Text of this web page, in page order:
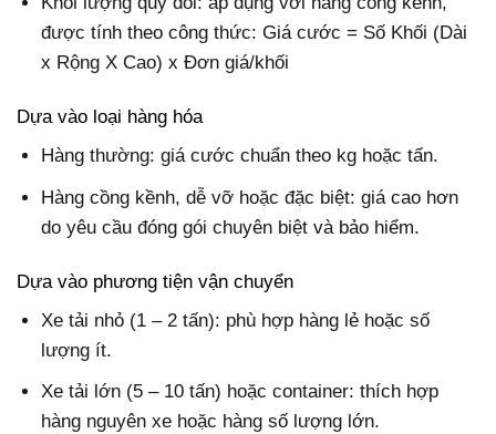
được tính theo công thức: Giá cước = Số Khối (Dài
x Rộng X Cao) x Đơn giá/khối
Dựa vào loại hàng hóa
Hàng thường: giá cước chuẩn theo kg hoặc tấn.
Hàng cồng kềnh, dễ vỡ hoặc đặc biệt: giá cao hơn
do yêu cầu đóng gói chuyên biệt và bảo hiểm.
Dựa vào phương tiện vận chuyển
Xe tải nhỏ (1 – 2 tấn): phù hợp hàng lẻ hoặc số
lượng ít.
Xe tải lớn (5 – 10 tấn) hoặc container: thích hợp
hàng nguyên xe hoặc hàng số lượng lớn.